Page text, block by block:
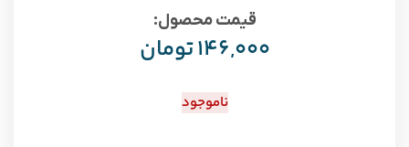
قیمت محصول:​
۱۴۶,۰۰۰تومان
ناموجود